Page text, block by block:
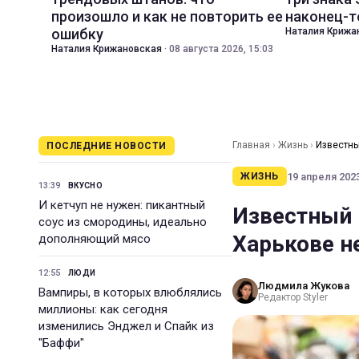
произошло и как не повторить ее
ошибку
Наталия Крижановская · 08 августа 2026, 15:03
наконец-
Наталия
ПОСЛЕДНИЕ НОВОСТИ
13:39 ВКУСНО
И кетчуп не нужен: пикантный
соус из смородины, идеально
дополняющий мясо
12:55 ЛЮДИ
Вампиры, в которых влюблялись
миллионы: как сегодня
изменились Энджел и Спайк из
"Баффи"
Главная › Жизнь ›
ЖИЗНЬ 19 апреля
Известный
Харькове
Людмила Жукова
Редактор Styler